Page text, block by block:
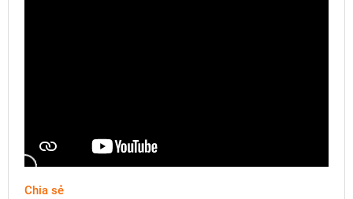
Chia sẻ